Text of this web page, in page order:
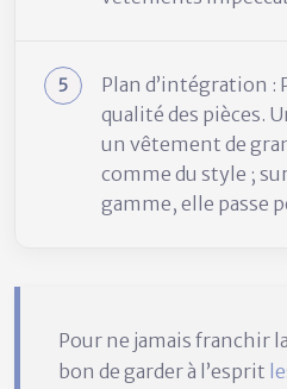
Plan d’intégration :
qualité des pièces.
un vêtement de
comme du style ;
gamme, elle passe
Pour ne jamais franchir
bon de garder à l’esprit